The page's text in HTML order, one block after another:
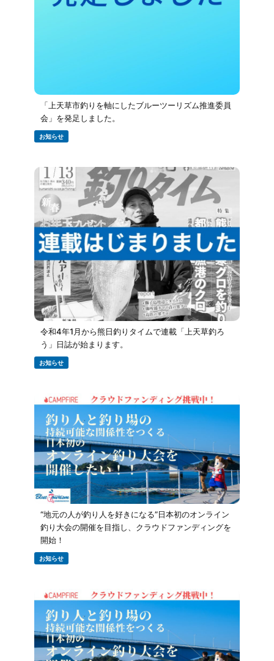
「上天草市釣りを軸にしたブルーツーリズム推進委員
会」を発足しました。
お知らせ
令和4年1月から熊日釣りタイムで連載「上天草釣ろ
う」日誌が始まります。
お知らせ
“地元の人が釣り人を好きになる”日本初のオンライン
釣り大会の開催を目指し、クラウドファンディングを
開始！
お知らせ